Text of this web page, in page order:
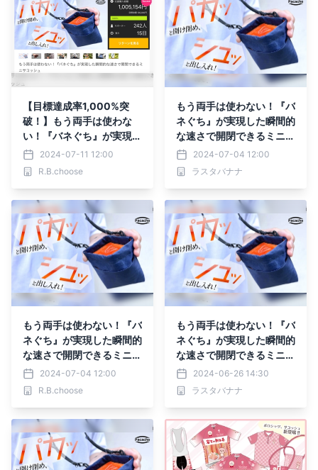
【目標達成率1,000%突
破！】もう両手は使わな
い！『バネぐち』が実現し
た瞬間的な速さで開閉でき
るミニサコッシュ。Maku
akeにてプロジェクト実施
2024-07-11 12:00
R.B.choose
もう両手は使わない！『バ
ネぐち』が実現した瞬間的
な速さで開閉できるミニサ
コッシュ。Makuakeにて
実施中のプロジェクトでサ
ポーターが200名を突
2024-07-04 12:00
ラスタバナナ
もう両手は使わない！『バ
ネぐち』が実現した瞬間的
な速さで開閉できるミニサ
コッシュ。Makuakeにて
実施中のプロジェクトでサ
ポーターが200名を突
2024-07-04 12:00
R.B.choose
もう両手は使わない！『バ
ネぐち』が実現した瞬間的
な速さで開閉できるミニサ
コッシュを6月26日よりM
akuakeにて先行販売開
始！
2024-06-26 14:30
ラスタバナナ